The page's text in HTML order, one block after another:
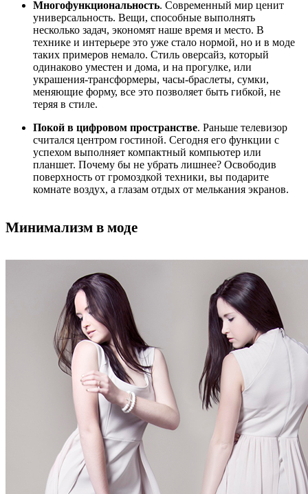
Многофункциональность. Современный мир ценит
универсальность. Вещи, способные выполнять
несколько задач, экономят наше время и место. В
технике и интерьере это уже стало нормой, но и в моде
таких примеров немало. Стиль оверсайз, который
одинаково уместен и дома, и на прогулке, или
украшения-трансформеры, часы-браслеты, сумки,
меняющие форму, все это позволяет быть гибкой, не
теряя в стиле.
Покой в цифровом пространстве. Раньше телевизор
считался центром гостиной. Сегодня его функции с
успехом выполняет компактный компьютер или
планшет. Почему бы не убрать лишнее? Освободив
поверхность от громоздкой техники, вы подарите
комнате воздух, а глазам отдых от мелькания экранов.
Минимализм в моде